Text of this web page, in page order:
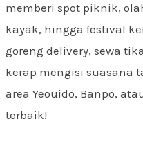
memberi spot piknik,
kayak, hingga festival
goreng delivery, sewa
kerap mengisi suasana
area Yeouido, Banpo,
terbaik!